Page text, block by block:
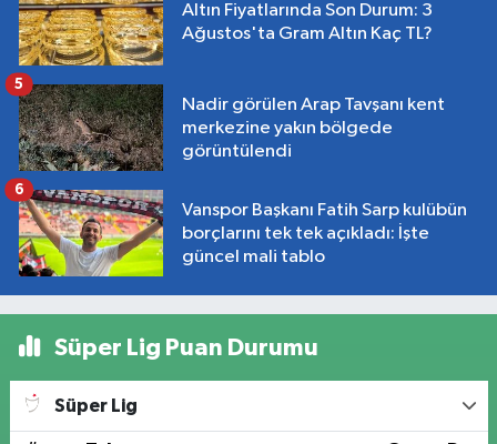
Altın Fiyatlarında Son Durum: 3
Ağustos'ta Gram Altın Kaç TL?
Nadir görülen Arap Tavşanı kent
merkezine yakın bölgede
görüntülendi
5
Vanspor Başkanı Fatih Sarp kulübün
borçlarını tek tek açıkladı: İşte
güncel mali tablo
6
Süper Lig Puan Durumu
Süper Lig